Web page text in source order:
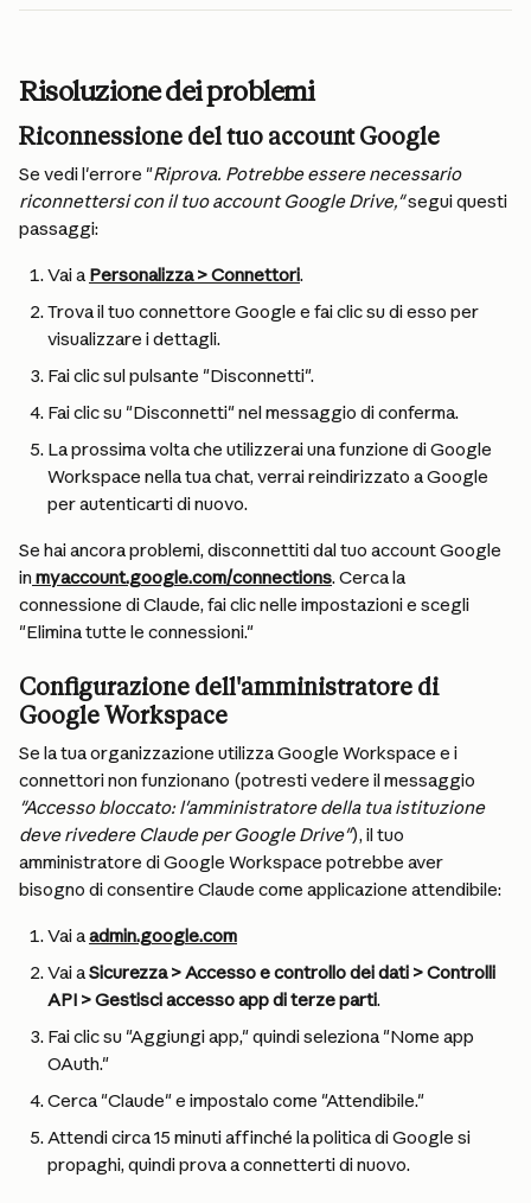
Risoluzione dei problemi
Riconnessione del tuo account Google
Se vedi l'errore "Riprova. Potrebbe essere necessario
riconnettersi con il tuo account Google Drive," segui questi
passaggi:
Vai a Personalizza > Connettori.
Trova il tuo connettore Google e fai clic su di esso per
visualizzare i dettagli.
Fai clic sul pulsante "Disconnetti".
Fai clic su "Disconnetti" nel messaggio di conferma.
La prossima volta che utilizzerai una funzione di Google
Workspace nella tua chat, verrai reindirizzato a Google
per autenticarti di nuovo.
Se hai ancora problemi, disconnettiti dal tuo account Google
in myaccount.google.com/connections. Cerca la
connessione di Claude, fai clic nelle impostazioni e scegli
"Elimina tutte le connessioni."
Configurazione dell'amministratore di
Google Workspace
Se la tua organizzazione utilizza Google Workspace e i
connettori non funzionano (potresti vedere il messaggio
"Accesso bloccato: l'amministratore della tua istituzione
deve rivedere Claude per Google Drive"), il tuo
amministratore di Google Workspace potrebbe aver
bisogno di consentire Claude come applicazione attendibile:
Vai a admin.google.com
Vai a Sicurezza > Accesso e controllo dei dati > Controlli
API > Gestisci accesso app di terze parti.
Fai clic su "Aggiungi app," quindi seleziona "Nome app
OAuth."
Cerca "Claude" e impostalo come "Attendibile."
Attendi circa 15 minuti affinché la politica di Google si
propaghi, quindi prova a connetterti di nuovo.